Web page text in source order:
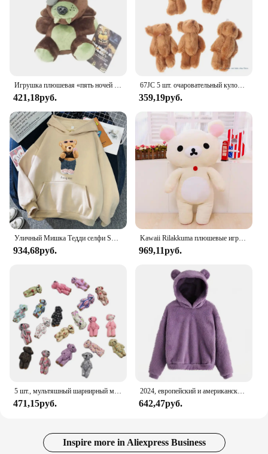
Игрушка плюшевая «пять ночей у Фредди», милая Игровая кукла, Фокси, Бонни, медведь, Мультяшные мягкие куклы Фредди, детские подарки
421,18руб.
67JC 5 шт. очаровательный кулон милый плюшевый мишка для сумки-рюкзака детский подарок
359,19руб.
Уличный Мишка Тедди селфи Swag девушка смешная одежда дышащая Свободная Толстовка Harajuku с карманами мягкая толстовка с круглым вырезом
934,68руб.
Kawaii Rilakkuma плюшевые игрушки плюшевый мишка мягкие животные диван подушки украшения для комнаты подарок на день рождения для детей рождественские подарки
969,11руб.
5 шт., мультяшный шарнирный медведь, плюшевые игрушки, 4,5 см, мини-цветочный плюшевый мишка, плюшевый кулон, украшение, креативный брелок, аксессуары, подарок для девочки, подарок для детской вечеринки
471,15руб.
2024, европейский и американский осенне-зимний новый однотонный теплый свитер с плюшевыми медвежьими ушками и капюшоном, модная толстовка
642,47руб.
Inspire more in Aliexpress Business